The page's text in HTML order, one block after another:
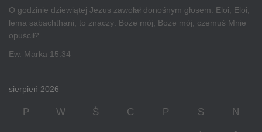
O godzinie dziewiątej Jezus zawołał donośnym głosem: Eloi, Eloi,
lema sabachthani, to znaczy: Boże mój, Boże mój, czemuś Mnie
opuścił?
Ew. Marka 15:34
sierpień 2026
P W Ś C P S N